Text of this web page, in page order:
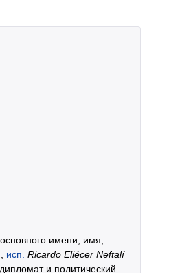
имени; имя,
исп. Ricardo Eliécer Neftalí
и политический